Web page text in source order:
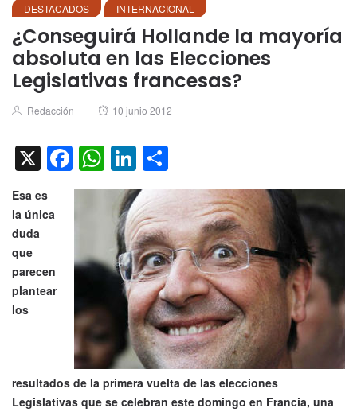
DESTACADOS INTERNACIONAL
¿Conseguirá Hollande la mayoría
absoluta en las Elecciones
Legislativas francesas?
Author
Redacción
Posted
10 junio 2012
X Facebook
WhatsApp
LinkedIn
Esa es
la única
duda
que
parecen
plantear
los
resultados de la primera vuelta de las elecciones
Legislativas que se celebran este domingo en Francia, una